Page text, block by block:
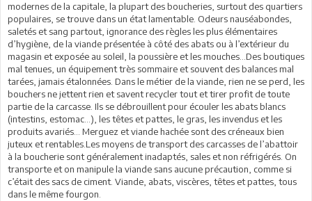
modernes de la capitale, la plupart des boucheries, surtout des quartiers
populaires, se trouve dans un état lamentable. Odeurs nauséabondes,
saletés et sang partout, ignorance des règles les plus élémentaires
d’hygiène, de la viande présentée à côté des abats ou à l’extérieur du
magasin et exposée au soleil, la poussière et les mouches…Des boutiques
mal tenues, un équipement très sommaire et souvent des balances mal
tarées, jamais étalonnées. Dans le métier de la viande, rien ne se perd, les
bouchers ne jettent rien et savent recycler tout et tirer profit de toute
partie de la carcasse. Ils se débrouillent pour écouler les abats blancs
(intestins, estomac…), les têtes et pattes, le gras, les invendus et les
produits avariés… Merguez et viande hachée sont des créneaux bien
juteux et rentables.Les moyens de transport des carcasses de l’abattoir
à la boucherie sont généralement inadaptés, sales et non réfrigérés. On
transporte et on manipule la viande sans aucune précaution, comme si
c’était des sacs de ciment. Viande, abats, viscères, têtes et pattes, tous
dans le même fourgon.